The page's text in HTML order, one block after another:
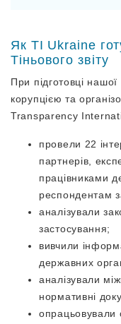
Як TI Ukraine
Тіньового звіту
При підготовці
корупцією та
Transparency
провели 22
партнерів,
працівниками
респондентам
аналізували
застосування;
вивчили
державних
аналізували
нормативні
опрацьовували